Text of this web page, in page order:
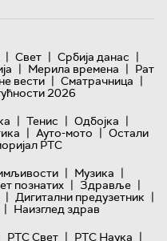
| Свет | Србија данас |
| Мерила времена | Рат
вести | Сматрачница |
2026
| Тенис | Одбојка |
| Ауто-мото | Остали
РТС
| Музика |
познатих | Здравље |
| Дигитални предузетник |
| Наизглед здрав
РТС Свет | РТС Наука |